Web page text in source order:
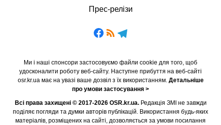
Прес-релізи
Ми і наші спонсори застосовуємо файли cookie для того, щоб
удосконалити роботу веб-сайту. Наступне прибуття на веб-сайті
osr.kr.ua має на увазі ваше дозвіл з їх використанням. Детальніше
про умови застосування >
Всі права захищені © 2017-2026 OSR.kr.ua.Редакція ЗМІ не завжди
поділяє погляди та думки авторів публікацій. Використання будь-яких
матеріалів, розміщених на сайті, дозволяється за умови посилання